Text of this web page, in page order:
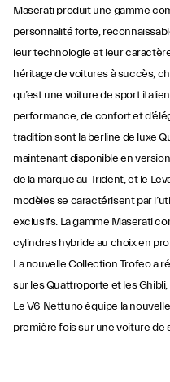
Maserati produit une gamme
personnalité forte,
leur technologie et leur
héritage de voitures à succès,
qu’est une voiture de sport
performance, de confort et
tradition sont la berline de luxe
maintenant disponible en
de la marque au Trident, et le
modèles se caractérisent par
exclusifs. La gamme Maserati
cylindres hybride au choix en
La nouvelle Collection Trofeo a
sur les Quattroporte et les
Le V6 Nettuno équipe la
première fois sur une voiture de